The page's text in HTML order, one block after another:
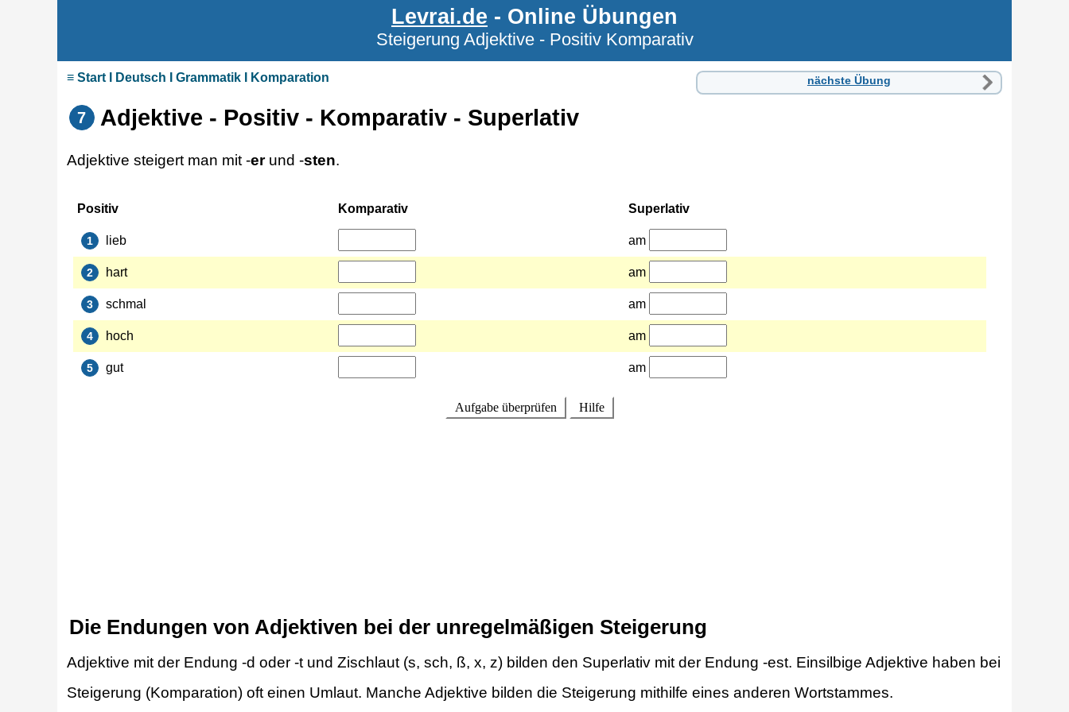
Levrai.de - Online Übungen
Steigerung Adjektive - Positiv Komparativ
≡ Start I Deutsch I Grammatik I Komparation nächste Übung
7 Adjektive - Positiv - Komparativ - Superlativ
Adjektive steigert man mit -erund -sten.
Die Endungen von Adjektiven bei der unregelmäßigen Steigerung
Adjektive mit der Endung -d oder -t und Zischlaut (s, sch, ß, x, z) bilden den Superlativ mit der Endung -est. Einsilbige Adjektive haben bei
Steigerung (Komparation) oft einen Umlaut. Manche Adjektive bilden die Steigerung mithilfe eines anderen Wortstammes.